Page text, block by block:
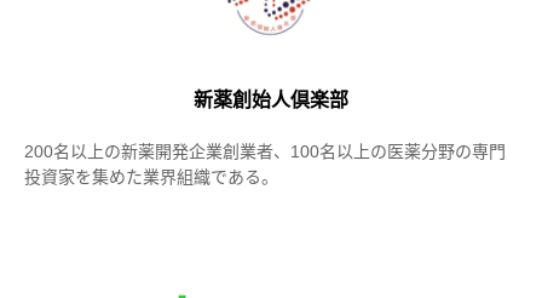
新薬創始人倶楽部
200名以上の新薬開発企業創業者、100名以上の医薬分野の専門
投資家を集めた業界組織である。